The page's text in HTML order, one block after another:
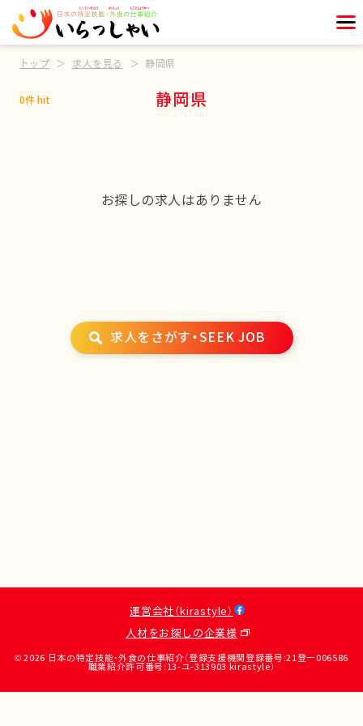
トップ 求人を見る 静岡県
静岡県
0件 hit
お探しの求人はありません
求人をさがす・SEEK JOB
運営会社（kirastyle）
人材をお探しの企業様
© 2026 日本の特定技能・外食の仕事紹介（登録支援機関登録番号:21登ー006586
職業紹介許可番号:13-ユ-313903 kirastyle）